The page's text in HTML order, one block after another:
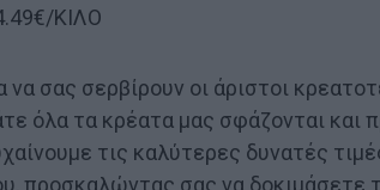
ΚΙΛΟ
σας σερβίρουν οι άριστοι
όλα τα κρέατα μας σφάζονται και
τις καλύτερες δυνατές
προσκαλώντας σας να δοκιμάσετε